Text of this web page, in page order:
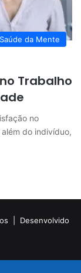
Saúde da Mente
Trabalho
no
do indivíduo,
| Desenvolvido